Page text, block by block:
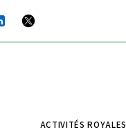
ACTIVITÉS ROYALES